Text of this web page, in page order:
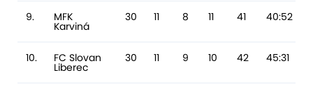
9. MFK
Karviná
30 11 8 11 41 40:52
10. FC Slovan
Liberec
30 11 9 10 42 45:31